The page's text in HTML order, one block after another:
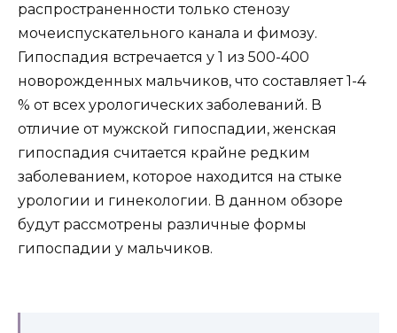
распространенности только стенозу
мочеиспускательного канала и фимозу.
Гипоспадия встречается у 1 из 500-400
новорожденных мальчиков, что составляет 1-4
% от всех урологических заболеваний. В
отличие от мужской гипоспадии, женская
гипоспадия считается крайне редким
заболеванием, которое находится на стыке
урологии и гинекологии. В данном обзоре
будут рассмотрены различные формы
гипоспадии у мальчиков.